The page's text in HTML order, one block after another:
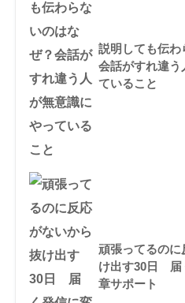
説明しても伝わ
会話がすれ違う
ていること
頑張ってるのに
け出す30日 届
章サポート